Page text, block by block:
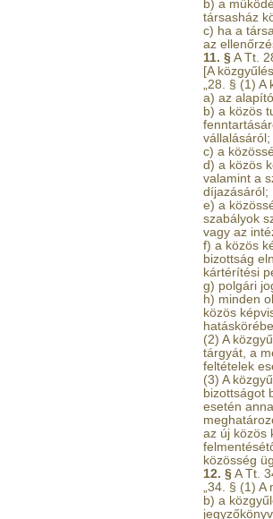
b) a
társasház
c) ha a
az
11. § A Tt.
[A
„28. § (1) A
a) az
b) a közös
vállalásáról;
c) a
d) a közös
valamint a
díjazásáról;
e) a
szabályok
vagy az
f) a közös
bizottság
kártérítési
g) polgári
h) minden
közös
(2) A
tárgyát, a
feltételek
(3) A
bizottságot
esetén
az új közös
közösség
12. § A Tt.
„34. § (1) A
b) a